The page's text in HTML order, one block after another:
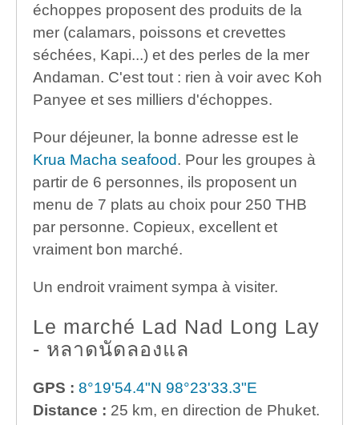
échoppes proposent des produits de la
mer (calamars, poissons et crevettes
séchées, Kapi...) et des perles de la mer
Andaman. C'est tout : rien à voir avec Koh
Panyee et ses milliers d'échoppes.
Pour déjeuner, la bonne adresse est le
Krua Macha seafood. Pour les groupes à
partir de 6 personnes, ils proposent un
menu de 7 plats au choix pour 250 THB
par personne. Copieux, excellent et
vraiment bon marché.
Un endroit vraiment sympa à visiter.
Le marché Lad Nad Long Lay
- หลาดนัดลองแล
GPS : 8°19'54.4"N 98°23'33.3"E
Distance : 25 km, en direction de Phuket.